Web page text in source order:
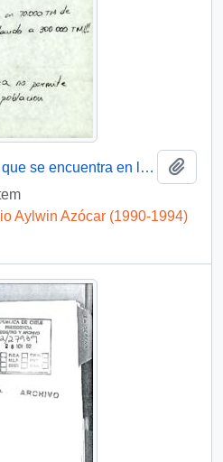
[Informe sobre el estado que se encuentra en la Tercera región]
Aylwin Azócar (1990-1994)